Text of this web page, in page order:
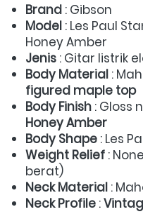
Brand : Gibson
Model : Les Paul
Honey Amber
Jenis : Gitar listrik
Body Material :
figured maple top
Body Finish
Honey Amber
Body Shape : Les
Weight Relief :
berat)
Neck Material :
Neck Profile :